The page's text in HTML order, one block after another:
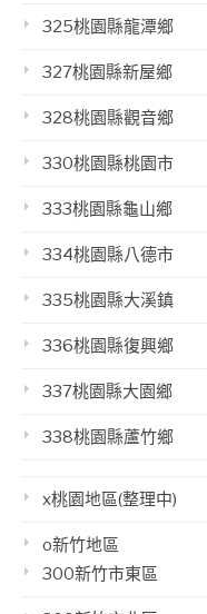
325桃園縣龍潭鄉
327桃園縣新屋鄉
328桃園縣觀音鄉
330桃園縣桃園市
333桃園縣龜山鄉
334桃園縣八德市
335桃園縣大溪鎮
336桃園縣復興鄉
337桃園縣大園鄉
338桃園縣蘆竹鄉
x桃園地區(整理中)
o新竹地區
300新竹市東區